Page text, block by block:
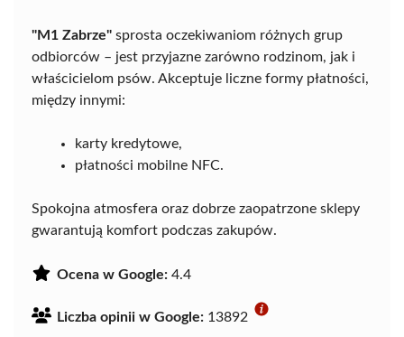
"M1 Zabrze" sprosta oczekiwaniom różnych grup
odbiorców – jest przyjazne zarówno rodzinom, jak i
właścicielom psów. Akceptuje liczne formy płatności,
między innymi:
karty kredytowe,
płatności mobilne NFC.
Spokojna atmosfera oraz dobrze zaopatrzone sklepy
gwarantują komfort podczas zakupów.
Ocena w Google: 4.4
Liczba opinii w Google: 13892